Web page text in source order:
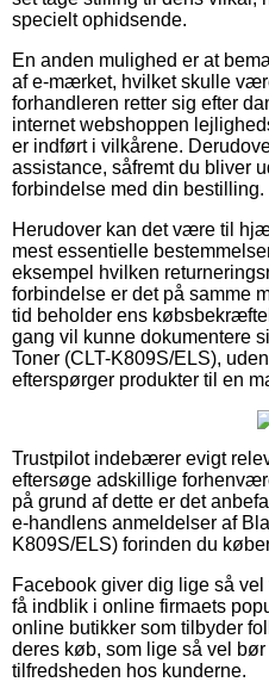
specielt ophidsende.
En anden mulighed er at
af e-mærket, hvilket skulle
forhandleren retter sig efter
internet webshoppen
er indført i vilkårene.
assistance, såfremt du bliver
forbindelse med din bestilling.
Herudover kan det være til
mest essentielle
eksempel hvilken
forbindelse er det på samme
tid beholder ens
gang vil kunne dokumentere
Toner (CLT-K809S/ELS),
efterspørger produkter til en
Trustpilot indebærer evigt
eftersøge adskillige
på grund af dette er det
e-handlens anmeldelser af
K809S/ELS) forinden du
Facebook giver dig lige så
få indblik i online firmaets
online butikker som tilbyder
deres køb, som lige så vel
tilfredsheden hos kunderne.